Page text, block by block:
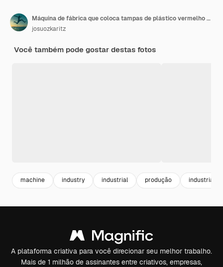
Máquina de fábrica que coloca tampas de plástico vermelho na correia transportadora Tecnologia industrial para recipientes de alimentos
josuozkaritz
Você também pode gostar destas fotos
machine industry industrial produção industria
A plataforma criativa para você direcionar seu melhor trabalho.
Mais de 1 milhão de assinantes entre criativos, empresas,